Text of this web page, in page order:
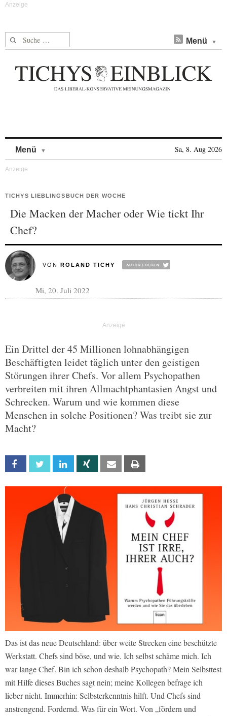
Suche nach: Menü
Menü Sa, 8. Aug 2026
TICHYS LIEBLINGSBUCH DER WOCHE
Die Macken der Macher oder Wie tickt Ihr
Chef?
VON ROLAND TICHY
Mi, 20. Juli 2022
Ein Drittel der 45 Millionen lohnabhängigen
Beschäftigten leidet täglich unter den geistigen
Störungen ihrer Chefs. Vor allem Psychopathen
verbreiten mit ihren Allmachtphantasien Angst und
Schrecken. Warum und wie kommen diese
Menschen in solche Positionen? Was treibt sie zur
Macht?
Facebook Twitter Linkedin Xing Email
Das ist das neue Deutschland: über weite Strecken eine beschützte
Werkstatt. Chefs sind böse, und wie. Ich selbst schäme mich. Ich
war lange Chef. Bin ich schon deshalb Psychopath? Mein Selbsttest
mit Hilfe dieses Buches sagt nein; meine Kollegen befrage ich
lieber nicht. Immerhin: Selbsterkenntnis hilft. Und Chefs sind
anstrengend. Fordernd. Was für ein Wort. Von „fördern und